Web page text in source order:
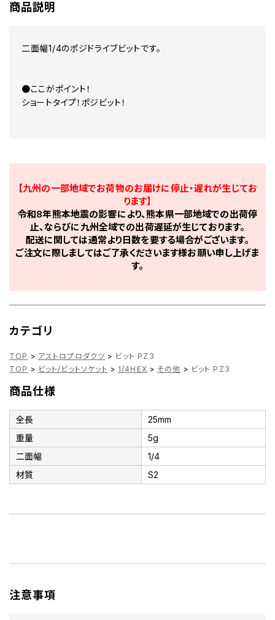
商品説明
二面幅1/4のポジドライブビットです。
●ここがポイント！
ショートタイプ！ポジビット！
【九州の一部地域でお荷物のお届けに停止・遅れが生じてお
ります】
令和8年熊本地震の影響により、熊本県一部地域での出荷停
止、ならびに九州全域での出荷遅延が生じております。
配送に関しては通常より日数を要する場合がございます。
ご注文に際しましてはご了承くださいます様お願い申し上げま
す。
カテゴリ
TOP > アストロプロダクツ > ビット PZ3
TOP > ビット/ビットソケット > 1/4HEX > その他 > ビット PZ3
商品仕様
全長
25mm
重量
5g
二面幅
1/4
材質
S2
注意事項